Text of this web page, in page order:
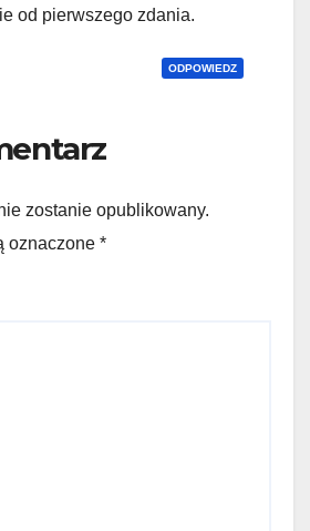
od pierwszego zdania.
ODPOWIEDZ
zostanie opublikowany.
oznaczone *